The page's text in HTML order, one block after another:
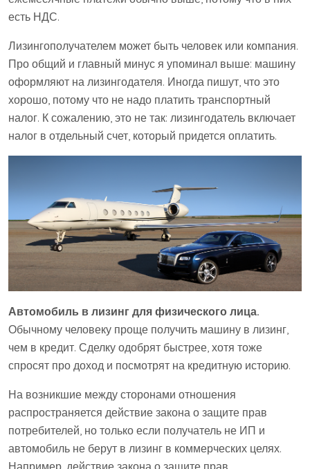
есть НДС.
Лизингополучателем может быть человек или компания.
Про общий и главный минус я упоминал выше: машину
оформляют на лизингодателя. Иногда пишут, что это
хорошо, потому что не надо платить транспортный
налог. К сожалению, это не так: лизингодатель включает
налог в отдельный счет, который придется оплатить.
Автомобиль в лизинг для физического лица.
Обычному человеку проще получить машину в лизинг,
чем в кредит. Сделку одобрят быстрее, хотя тоже
спросят про доход и посмотрят на кредитную историю.
На возникшие между сторонами отношения
распространяется действие закона о защите прав
потребителей, но только если получатель не ИП и
автомобиль не берут в лизинг в коммерческих целях.
Например, действие закона о защите прав